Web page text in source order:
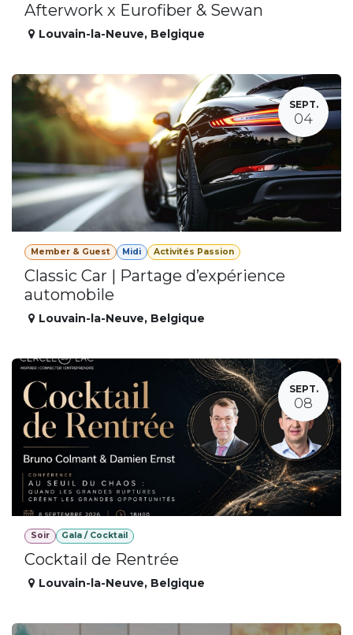
Afterwork x Eurofiber & Sewan
Louvain-la-Neuve, Belgique
SEPT.
04
Member & Guest Midi Activités Passion
Classic Car | Partage d’expérience
automobile
Louvain-la-Neuve, Belgique
SEPT.
08
Soir Gala / Cocktail
Cocktail de Rentrée
Louvain-la-Neuve, Belgique